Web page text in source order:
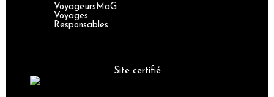
VoyageursMaG
Voyages
Responsables
Site certifié